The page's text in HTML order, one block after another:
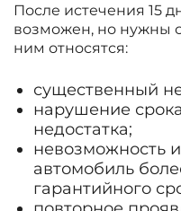
После истечения 15
возможен, но нужны
ним относятся:
существенный
нарушение
недостатка;
невозможность
автомобиль
гарантийного